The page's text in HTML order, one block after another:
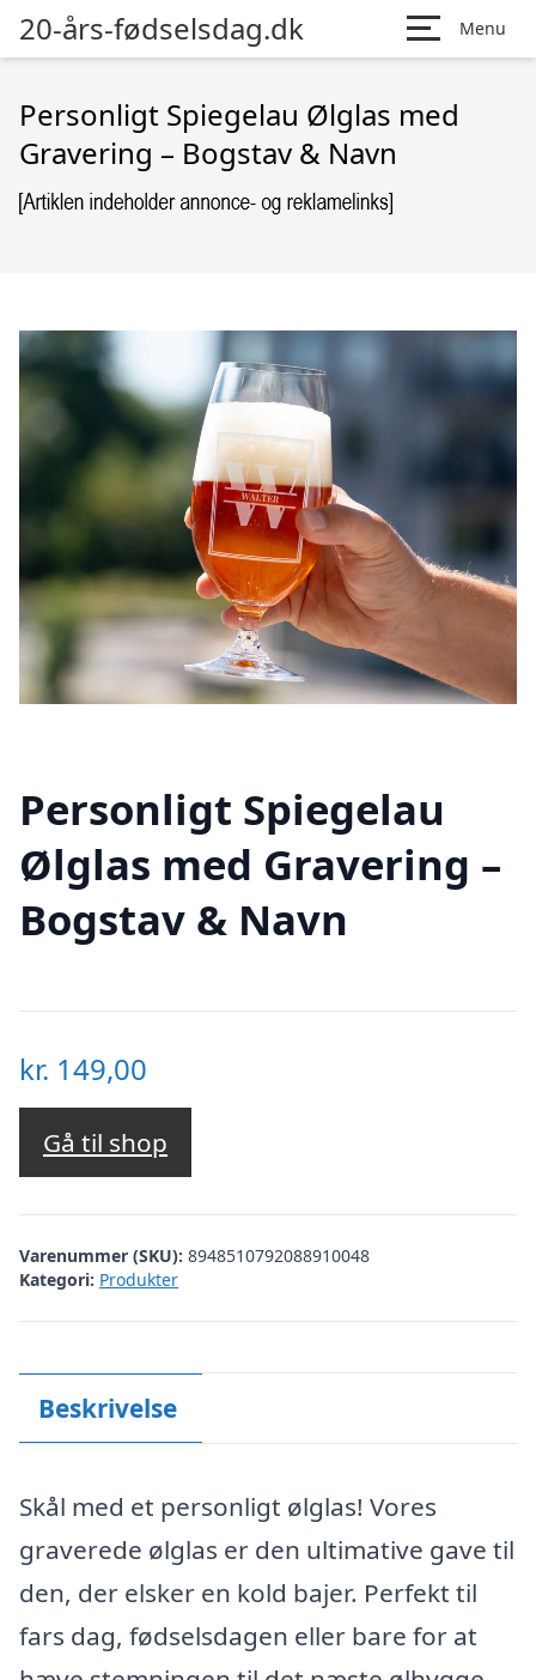
20-års-fødselsdag.dk Menu
Personligt Spiegelau Ølglas med
Gravering – Bogstav & Navn
Personligt Spiegelau
Ølglas med Gravering –
Bogstav & Navn
kr. 149,00
Gå til shop
Varenummer (SKU): 8948510792088910048
Kategori: Produkter
Beskrivelse
Skål med et personligt ølglas! Vores
graverede ølglas er den ultimative gave til
den, der elsker en kold bajer. Perfekt til
fars dag, fødselsdagen eller bare for at